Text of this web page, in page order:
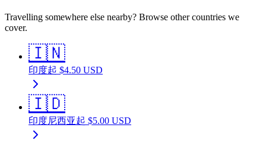
Travelling somewhere else nearby? Browse other countries we
cover.
🇮🇳
印度起 $4.50 USD
🇮🇩
印度尼西亚起 $5.00 USD